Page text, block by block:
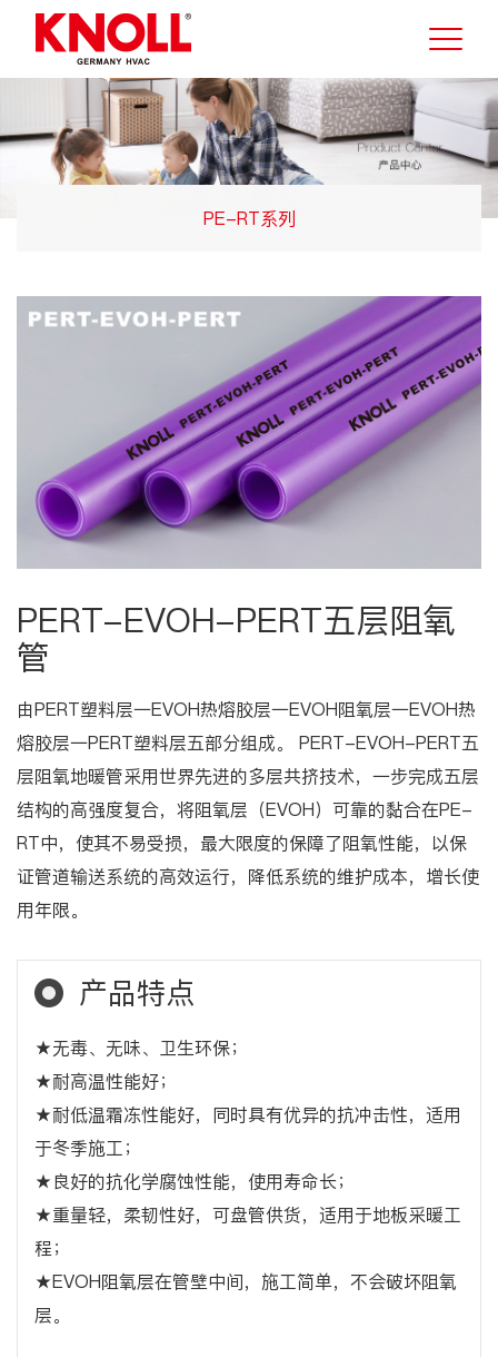
PE-RT系列
PERT-EVOH-PERT五层阻氧
管
由PERT塑料层一EVOH热熔胶层一EVOH阻氧层一EVOH热
熔胶层一PERT塑料层五部分组成。 PERT-EVOH-PERT五
层阻氧地暖管采用世界先进的多层共挤技术，一步完成五层
结构的高强度复合，将阻氧层（EVOH）可靠的黏合在PE-
RT中，使其不易受损，最大限度的保障了阻氧性能，以保
证管道输送系统的高效运行，降低系统的维护成本，增长使
用年限。
产品特点
★无毒、无味、卫生环保；
★耐高温性能好；
★耐低温霜冻性能好，同时具有优异的抗冲击性，适用
于冬季施工；
★良好的抗化学腐蚀性能，使用寿命长；
★重量轻，柔韧性好，可盘管供货，适用于地板采暖工
程；
★EVOH阻氧层在管壁中间，施工简单，不会破坏阻氧
层。